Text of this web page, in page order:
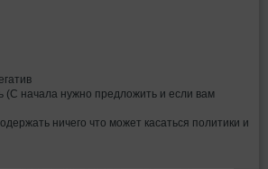
(С начала нужно предложить и если вам
ничего что может касаться политики и